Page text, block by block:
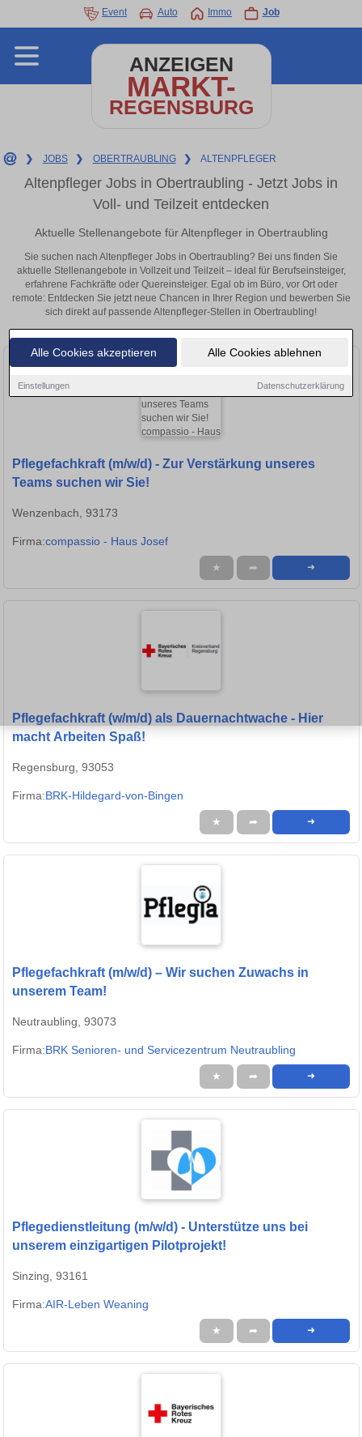
Alle Cookies akzeptieren Alle Cookies ablehnen
Einstellungen Datenschutzerklärung
Event Auto Immo Job
ANZEIGEN
MARKT-
REGENSBURG
❯ JOBS ❯ OBERTRAUBLING ❯ ALTENPFLEGER
Altenpfleger Jobs in Obertraubling - Jetzt Jobs in
Voll- und Teilzeit entdecken
Aktuelle Stellenangebote für Altenpfleger in Obertraubling
Sie suchen nach Altenpfleger Jobs in Obertraubling? Bei uns finden Sie
aktuelle Stellenangebote in Vollzeit und Teilzeit – ideal für Berufseinsteiger,
erfahrene Fachkräfte oder Quereinsteiger. Egal ob im Büro, vor Ort oder
remote: Entdecken Sie jetzt neue Chancen in Ihrer Region und bewerben Sie
sich direkt auf passende Altenpfleger-Stellen in Obertraubling!
Pflegefachkraft (m/w/d) - Zur Verstärkung unseres
Teams suchen wir Sie!
Wenzenbach, 93173
Firma:compassio - Haus Josef
★ ➦ ➜
Pflegefachkraft (w/m/d) als Dauernachtwache - Hier
macht Arbeiten Spaß!
Regensburg, 93053
Firma:BRK-Hildegard-von-Bingen
★ ➦ ➜
Pflegefachkraft (m/w/d) – Wir suchen Zuwachs in
unserem Team!
Neutraubling, 93073
Firma:BRK Senioren- und Servicezentrum Neutraubling
★ ➦ ➜
Pflegedienstleitung (m/w/d) - Unterstütze uns bei
unserem einzigartigen Pilotprojekt!
Sinzing, 93161
Firma:AIR-Leben Weaning
★ ➦ ➜